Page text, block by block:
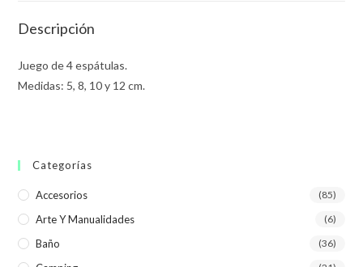
Descripción
Juego de 4 espátulas.
Medidas: 5, 8, 10 y 12 cm.
Categorías
Accesorios (85)
Arte Y Manualidades (6)
Baño (36)